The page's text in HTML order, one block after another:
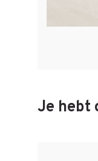
Je hebt